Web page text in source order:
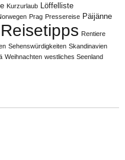
Kurzurlaub Löffelliste
Prag Pressereise Päijänne
Reisetipps Rentiere
Sehenswürdigkeiten Skandinavien
Weihnachten westliches Seenland